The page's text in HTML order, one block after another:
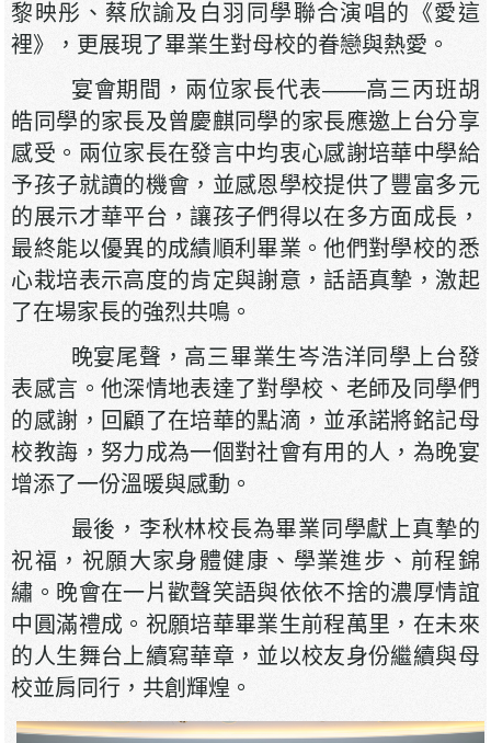
黎映彤、蔡欣諭及白羽同學聯合演唱的《愛這
裡》，更展現了畢業生對母校的眷戀與熱愛。
宴會期間，兩位家長代表——高三丙班胡
皓同學的家長及曾慶麒同學的家長應邀上台分享
感受。兩位家長在發言中均衷心感謝培華中學給
予孩子就讀的機會，並感恩學校提供了豐富多元
的展示才華平台，讓孩子們得以在多方面成長，
最終能以優異的成績順利畢業。他們對學校的悉
心栽培表示高度的肯定與謝意，話語真摯，激起
了在場家長的強烈共鳴。
晚宴尾聲，高三畢業生岑浩洋同學上台發
表感言。他深情地表達了對學校、老師及同學們
的感謝，回顧了在培華的點滴，並承諾將銘記母
校教誨，努力成為一個對社會有用的人，為晚宴
增添了一份溫暖與感動。
最後，李秋林校長為畢業同學獻上真摯的
祝福，祝願大家身體健康、學業進步、前程錦
繡。晚會在一片歡聲笑語與依依不捨的濃厚情誼
中圓滿禮成。祝願培華畢業生前程萬里，在未來
的人生舞台上續寫華章，並以校友身份繼續與母
校並肩同行，共創輝煌。